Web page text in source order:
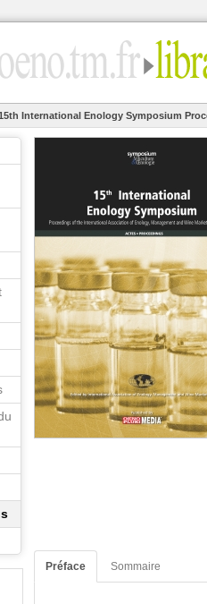
International Enology Symposium
Préface Sommaire